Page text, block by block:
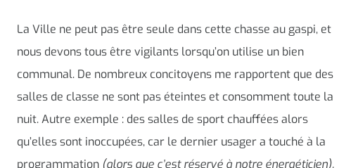
La Ville ne peut pas être seule dans cette chasse au gaspi, et
nous devons tous être vigilants lorsqu’on utilise un bien
communal. De nombreux concitoyens me rapportent que des
salles de classe ne sont pas éteintes et consomment toute la
nuit. Autre exemple : des salles de sport chauffées alors
qu’elles sont inoccupées, car le dernier usager a touché à la
programmation (alors que c’est réservé à notre énergéticien).